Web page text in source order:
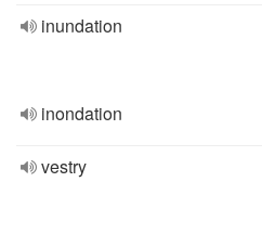
inundation
inondation
vestry